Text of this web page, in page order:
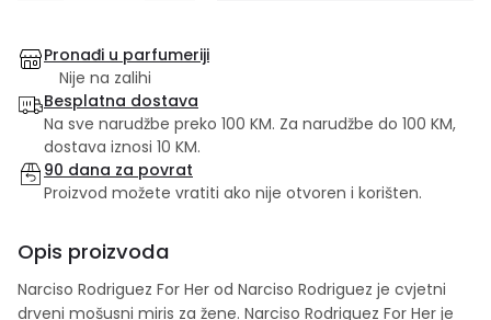
Pronađi u parfumeriji
Nije na zalihi
Besplatna dostava
Na sve narudžbe preko 100 KM. Za narudžbe do 100 KM,
dostava iznosi 10 KM.
90 dana za povrat
Proizvod možete vratiti ako nije otvoren i korišten.
Opis proizvoda
Narciso Rodriguez For Her od Narciso Rodriguez je cvjetni
drveni mošusni miris za žene. Narciso Rodriguez For Her je